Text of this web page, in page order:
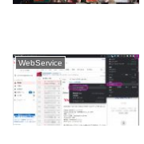
WebService